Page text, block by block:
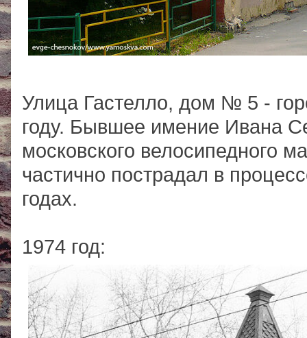
Улица Гастелло, дом № 5 -
году. Бывшее имение Ивана
московского велосипедного
частично пострадал в
годах.
1974 год: